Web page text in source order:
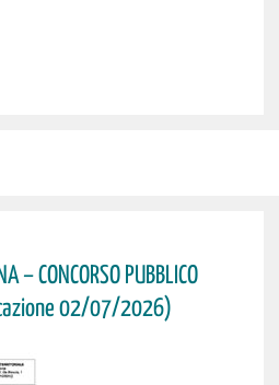
– CONCORSO PUBBLICO
02/07/2026)